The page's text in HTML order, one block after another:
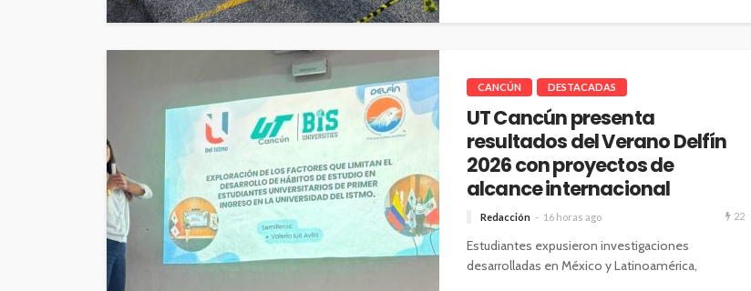
CANCÚN DESTACADAS
UT Cancún presenta
resultados del Verano Delfín
2026 con proyectos de
alcance internacional
Redacción 16 horas ago 22
Estudiantes expusieron investigaciones
desarrolladas en México y Latinoamérica,